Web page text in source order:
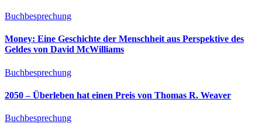
Buchbesprechung
Money: Eine Geschichte der Menschheit aus Perspektive des
Geldes von David McWilliams
Buchbesprechung
2050 – Überleben hat einen Preis von Thomas R. Weaver
Buchbesprechung